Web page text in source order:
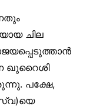
ചില
ഖുറൈശി
പക്ഷേ,